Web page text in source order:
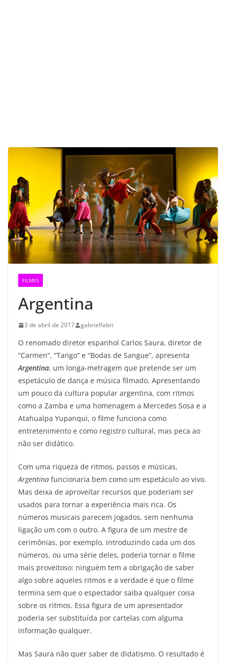
FILMES
Argentina
3 de abril de 2017 gabrielfabri
O renomado diretor espanhol Carlos Saura, diretor de
“Carmen”, “Tango” e “Bodas de Sangue”, apresenta
Argentina, um longa-metragem que pretende ser um
espetáculo de dança e música filmado. Apresentando
um pouco da cultura popular argentina, com ritmos
como a Zamba e uma homenagem a Mercedes Sosa e a
Atahualpa Yupanqui, o filme funciona como
entretenimento e como registro cultural, mas peca ao
não ser didático.
Com uma riqueza de ritmos, passos e músicas,
Argentina funcionaria bem como um espetáculo ao vivo.
Mas deixa de aproveitar recursos que poderiam ser
usados para tornar a experiência mais rica. Os
números musicais parecem jogados, sem nenhuma
ligação um com o outro. A figura de um mestre de
cerimônias, por exemplo, introduzindo cada um dos
números, ou uma série deles, poderia tornar o filme
mais proveitoso: ninguém tem a obrigação de saber
algo sobre aqueles ritmos e a verdade é que o filme
termina sem que o espectador saiba qualquer coisa
sobre os ritmos. Essa figura de um apresentador
poderia ser substituída por cartelas com alguma
informação qualquer.
Mas Saura não quer saber de didatismo. O resultado é